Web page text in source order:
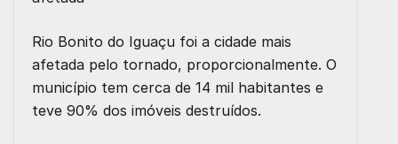
Rio Bonito do Iguaçu foi a cidade mais
afetada pelo tornado, proporcionalmente. O
município tem cerca de 14 mil habitantes e
teve 90% dos imóveis destruídos.